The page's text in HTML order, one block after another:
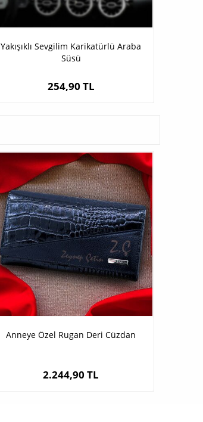
Yakışıklı Sevgilim Karikatürlü Araba
Süsü
254,90 TL
Anneye Özel Rugan Deri Cüzdan
2.244,90 TL